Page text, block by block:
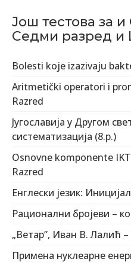
Још тестова за
Седми разред и
Bolesti koje izazivaju
Aritmetički operatori i
Razred
Југославија у Другом
систематизација (8.р.)
Osnovne komponente
Razred
Енглески језик:
Рационални бројеви –
„Ветар”, Иван В. Лалић –
Примена нуклеарне